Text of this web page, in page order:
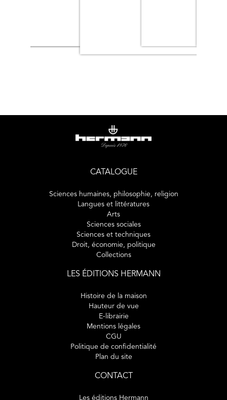
CATALOGUE
Sciences humaines, philosophie, religion
Langues et littératures
Arts
Sciences sociales
Sciences et techniques
Droit, économie, politique
Collections
LES ÉDITIONS HERMANN
Histoire de la maison
Hauteur de vue
E-librairie
Mentions légales
CGU
Politique de confidentialité
Plan du site
CONTACT
Les éditions Hermann